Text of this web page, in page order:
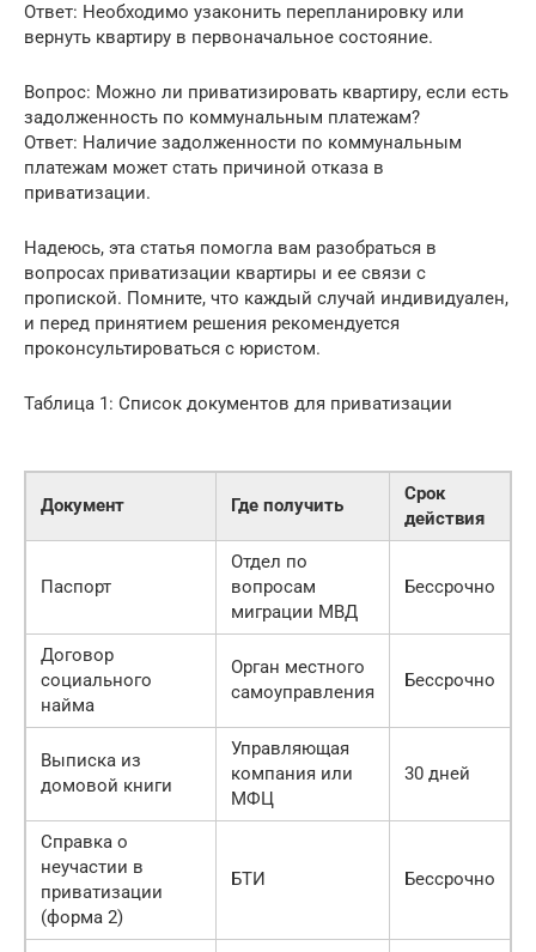
Ответ: Необходимо узаконить перепланировку или
вернуть квартиру в первоначальное состояние.
Вопрос: Можно ли приватизировать квартиру, если есть
задолженность по коммунальным платежам?
Ответ: Наличие задолженности по коммунальным
платежам может стать причиной отказа в
приватизации.
Надеюсь, эта статья помогла вам разобраться в
вопросах приватизации квартиры и ее связи с
пропиской. Помните, что каждый случай индивидуален,
и перед принятием решения рекомендуется
проконсультироваться с юристом.
Таблица 1: Список документов для приватизации
Документ Где получить
Срок
действия
Паспорт
Отдел по
вопросам
миграции МВД
Бессрочно
Договор
социального
найма
Орган местного
самоуправления
Бессрочно
Выписка из
домовой книги
Управляющая
компания или
МФЦ
30 дней
Справка о
неучастии в
приватизации
(форма 2)
БТИ Бессрочно